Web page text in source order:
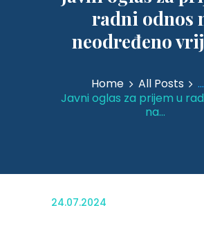
radni odnos
neodređeno
Home All Posts
...
Javni oglas za prijem u
na...
24.07.2024